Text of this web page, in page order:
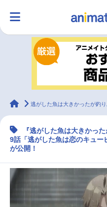
ランキング
ラジオ
マンガ・ラノベ ゲーム・アプリ
配信・Vtuber
最新記事一覧
animateTimes
逃がした魚は大きかったが釣
『逃がした魚は大きかっ
9話「逃がした魚は恋のキュー
が公開！